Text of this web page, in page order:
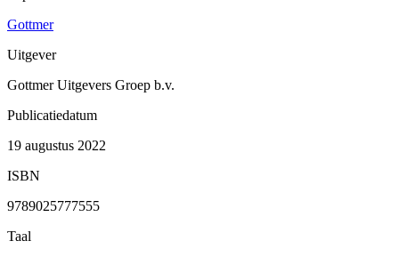
Gottmer
Uitgever
Gottmer Uitgevers Groep b.v.
Publicatiedatum
19 augustus 2022
ISBN
9789025777555
Taal